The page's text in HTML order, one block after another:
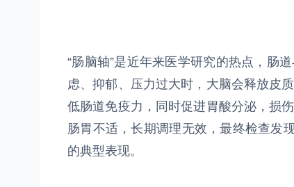
“肠脑轴”是近年来医学研究的热点，肠
虑、抑郁、压力过大时，大脑会释放皮
低肠道免疫力，同时促进胃酸分泌，损
肠胃不适，长期调理无效，最终检查发
的典型表现。